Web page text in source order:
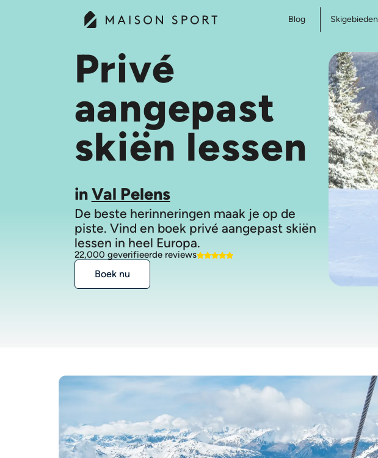
Blog Skigebieden
Privé
aangepast
skiën lessen
inVal Pelens
De beste herinneringen maak je op de
piste. Vind en boek privé aangepast skiën
lessen in heel Europa.
22,000 geverifieerde reviews
Boek nu